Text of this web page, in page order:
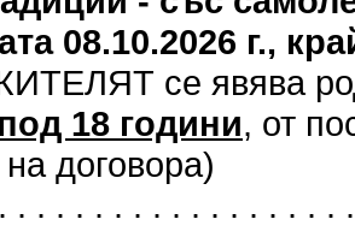
08.10.2026 г.,
се явява
18 години, от
договора)
. . . . . . . . . . . . . . . .